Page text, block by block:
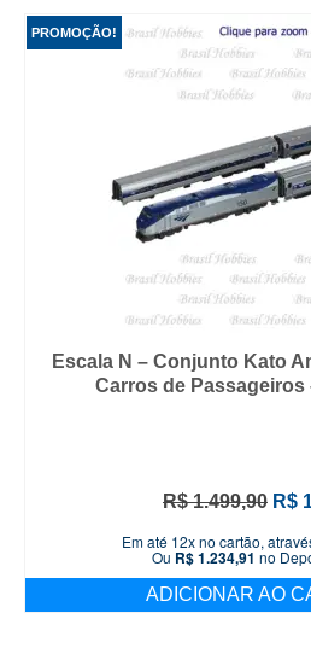
PROMOÇÃO!
Escala N – Conjunto Kato
Carros de Passageiros
R$1.499,90 O
era:
R$
R$
Em até 12x no cartão,
Ou R$1.234,91 no
ADICIONAR AO